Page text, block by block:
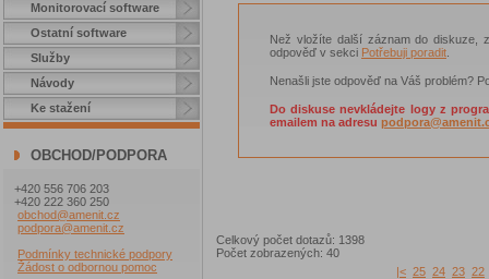
Monitorovací software
Ostatní software
Služby
Návody
Ke stažení
OBCHOD/PODPORA
+420 556 706 203
+420 222 360 250
obchod@amenit.cz
podpora@amenit.cz
Podmínky technické podpory
Žádost o odbornou pomoc
Než vložíte další záznam do diskuze,
odpověď v sekci Potřebuji poradit
Nenašli jste odpověď na Váš problém?
Do diskuse nevkládejte logy z
emailem na adresu
Celkový počet dotazů: 1398
Počet zobrazených: 40
|< 25 24 23 22